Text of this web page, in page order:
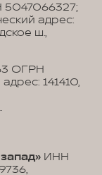
5047066327;
адрес:
ш.,
ОГРН
141410,
ИНН